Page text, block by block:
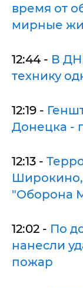
время от
мирные
12:44 - В
технику
12:19 -
Донецка -
12:13 -
Широкино,
"Оборона
12:02 - По
нанесли
пожар